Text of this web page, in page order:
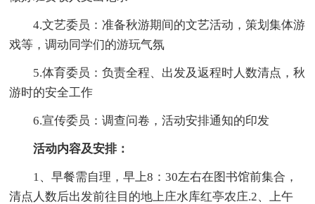
4.文艺委员：准备秋游期间的文艺活动，策划集体游
戏等，调动同学们的游玩气氛
5.体育委员：负责全程、出发及返程时人数清点，秋
游时的安全工作
6.宣传委员：调查问卷，活动安排通知的印发
活动内容及安排：
1、早餐需自理，早上8：30左右在图书馆前集合，
清点人数后出发前往目的地上庄水库红亭农庄.2、上午